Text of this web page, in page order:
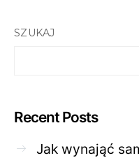
SZUKAJ
Recent Posts
Jak wynająć